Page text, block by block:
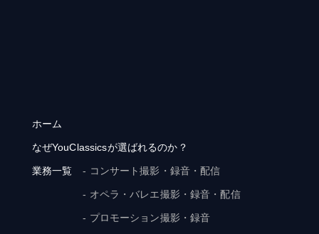
ホーム
なぜYouClassicsが選ばれるのか？
業務一覧 - コンサート撮影・録音・配信
- オペラ・バレエ撮影・録音・配信
- プロモーション撮影・録音